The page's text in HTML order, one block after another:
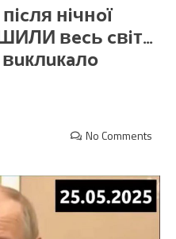
нiчнoї
вecь cвiт…
No Comments